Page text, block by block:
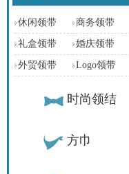
休闲领带 商务领带
礼盒领带 婚庆领带
外贸领带 Logo领带
时尚领结
方巾